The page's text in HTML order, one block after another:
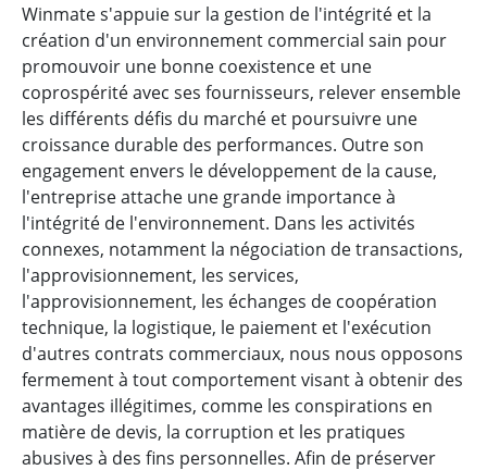
Winmate s'appuie sur la gestion de l'intégrité et la
création d'un environnement commercial sain pour
promouvoir une bonne coexistence et une
coprospérité avec ses fournisseurs, relever ensemble
les différents défis du marché et poursuivre une
croissance durable des performances. Outre son
engagement envers le développement de la cause,
l'entreprise attache une grande importance à
l'intégrité de l'environnement. Dans les activités
connexes, notamment la négociation de transactions,
l'approvisionnement, les services,
l'approvisionnement, les échanges de coopération
technique, la logistique, le paiement et l'exécution
d'autres contrats commerciaux, nous nous opposons
fermement à tout comportement visant à obtenir des
avantages illégitimes, comme les conspirations en
matière de devis, la corruption et les pratiques
abusives à des fins personnelles. Afin de préserver